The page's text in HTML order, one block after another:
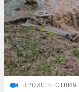
ПРОИСШЕСТВИЯ